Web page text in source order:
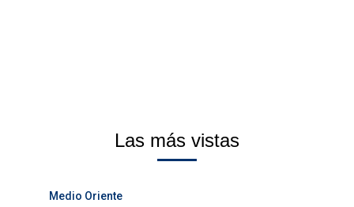
Las más vistas
Medio Oriente